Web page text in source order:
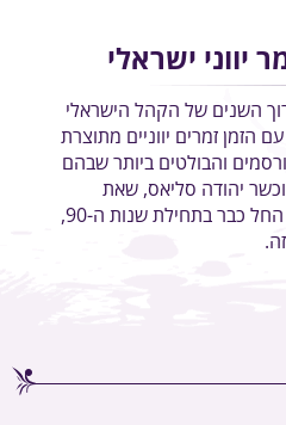
יווני ישראלי
השנים של הקהל הישראלי
הזמן זמרים יווניים מתוצרת
והבולטים ביותר שבהם
יהודה סליאס, שאת
פעילותו כזמר מוזיקה יוונית החל כבר בתחילת שנות ה-90,